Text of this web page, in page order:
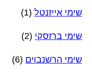
שימי אייזנטל (1)
שימי ברזסקי (2)
שימי הרשנבוים (6)